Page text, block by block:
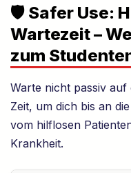
🛡️ Safer Use:
Wartezeit –
zum
Warte nicht passiv
Zeit, um dich bis an
vom hilflosen
Krankheit.